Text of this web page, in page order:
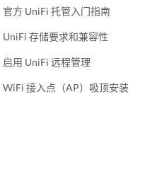
官方 UniFi 托管入门指南
UniFi 存储要求和兼容性
启用 UniFi 远程管理
WiFi 接入点（AP）吸顶安装